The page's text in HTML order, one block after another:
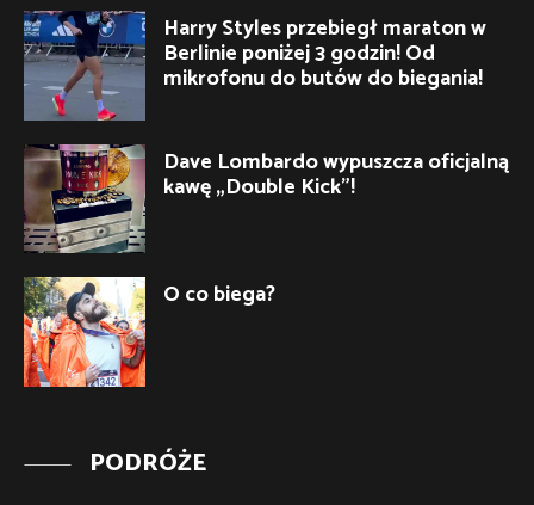
Harry Styles przebiegł maraton w
Berlinie poniżej 3 godzin! Od
mikrofonu do butów do biegania!
Dave Lombardo wypuszcza oficjalną
kawę „Double Kick”!
O co biega?
PODRÓŻE